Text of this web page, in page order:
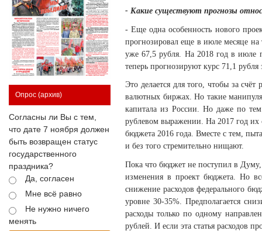
Опрос (архив)
Согласны ли Вы с тем,
что дате 7 ноября должен
быть возвращен статус
государственного
праздника?
Да, согласен
Мне всё равно
Не нужно ничего
менять
- Какие существуют прогнозы
- Еще одна особенность нового
прогнозировал еще в июле месяце на
уже 67,5 рубля. На 2018 год в июле
теперь прогнозируют курс 71,1 рубля
Это делается для того, чтобы за
валютных биржах. Но такие
капитала из России. Но даже по
рублевом выражении. На 2017 год их
бюджета 2016 года. Вместе с тем,
и без того стремительно нищают.
Пока что бюджет не поступил в
изменения в проект бюджета. Но
снижение расходов федерального
уровне 30-35%. Предполагается
расходы только по одному
рублей. И если эта статья расходов